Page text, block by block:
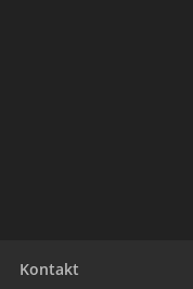
Kontakt